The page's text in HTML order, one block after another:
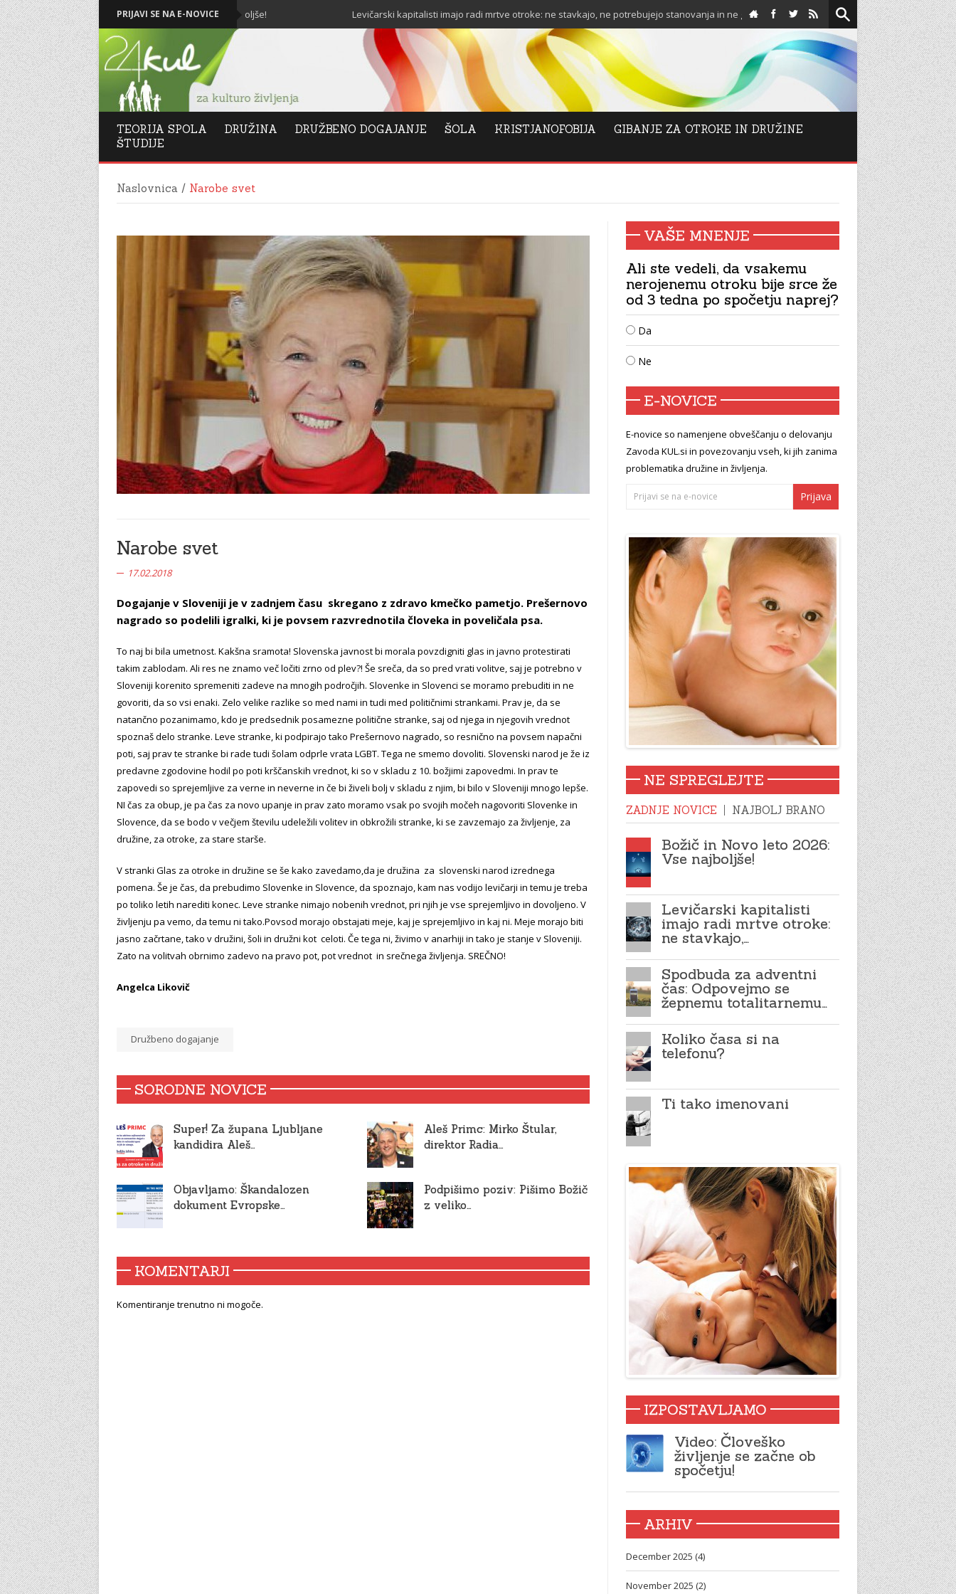
PRIJAVI SE NA E-NOVICE
Božič in Novo leto 2026: Vse najboljše! Levičarski kapitalisti imajo radi mrtve otroke: ne stavkajo, ne potrebujejo stanovanja in ne glasujejo proti njim! Spodbuda za
TEORIJA SPOLA DRUŽINA DRUŽBENO DOGAJANJE ŠOLA KRISTJANOFOBIJA
GIBANJE ZA OTROKE IN DRUŽINE
ŠTUDIJE
Naslovnica / Narobe svet
Narobe svet
17.02.2018
Dogajanje v Sloveniji je v zadnjem času skregano z zdravo kmečko pametjo. Prešernovo
nagrado so podelili igralki, ki je povsem razvrednotila človeka in poveličala psa.
To naj bi bila umetnost. Kakšna sramota! Slovenska javnost bi morala povzdigniti glas in javno protestirati
takim zablodam. Ali res ne znamo več ločiti zrno od plev?! Še sreča, da so pred vrati volitve, saj je potrebno v
Sloveniji korenito spremeniti zadeve na mnogih področjih. Slovenke in Slovenci se moramo prebuditi in ne
govoriti, da so vsi enaki. Zelo velike razlike so med nami in tudi med političnimi strankami. Prav je, da se
natančno pozanimamo, kdo je predsednik posamezne politične stranke, saj od njega in njegovih vrednot
spoznaš delo stranke. Leve stranke, ki podpirajo tako Prešernovo nagrado, so resnično na povsem napačni
poti, saj prav te stranke bi rade tudi šolam odprle vrata LGBT. Tega ne smemo dovoliti. Slovenski narod je že iz
predavne zgodovine hodil po poti krščanskih vrednot, ki so v skladu z 10. božjimi zapovedmi. In prav te
zapovedi so sprejemljive za verne in neverne in če bi živeli bolj v skladu z njim, bi bilo v Sloveniji mnogo lepše.
NI čas za obup, je pa čas za novo upanje in prav zato moramo vsak po svojih močeh nagovoriti Slovenke in
Slovence, da se bodo v večjem številu udeležili volitev in obkrožili stranke, ki se zavzemajo za življenje, za
družine, za otroke, za stare starše.
V stranki Glas za otroke in družine se še kako zavedamo,da je družina za slovenski narod izrednega
pomena. Še je čas, da prebudimo Slovenke in Slovence, da spoznajo, kam nas vodijo levičarji in temu je treba
po toliko letih narediti konec. Leve stranke nimajo nobenih vrednot, pri njih je vse sprejemljivo in dovoljeno. V
življenju pa vemo, da temu ni tako.Povsod morajo obstajati meje, kaj je sprejemljivo in kaj ni. Meje morajo biti
jasno začrtane, tako v družini, šoli in družni kot celoti. Če tega ni, živimo v anarhiji in tako je stanje v Sloveniji.
Zato na volitvah obrnimo zadevo na pravo pot, pot vrednot in srečnega življenja. SREČNO!
Angelca Likovič
Družbeno dogajanje
SORODNE NOVICE
Super! Za župana Ljubljane
kandidira Aleš…
Aleš Primc: Mirko Štular,
direktor Radia…
Objavljamo: Škandalozen
dokument Evropske…
Podpišimo poziv: Pišimo Božič
z veliko…
KOMENTARJI
Komentiranje trenutno ni mogoče.
VAŠE MNENJE
Ali ste vedeli, da vsakemu
nerojenemu otroku bije srce že
od 3 tedna po spočetju naprej?
Da
Ne
E-NOVICE
E-novice so namenjene obveščanju o delovanju
Zavoda KUL.si in povezovanju vseh, ki jih zanima
problematika družine in življenja.
NE SPREGLEJTE
ZADNJE NOVICE NAJBOLJ BRANO
Božič in Novo leto 2026:
Vse najboljše!
Levičarski kapitalisti
imajo radi mrtve otroke:
ne stavkajo,…
Spodbuda za adventni
čas: Odpovejmo se
žepnemu totalitarnemu…
Koliko časa si na
telefonu?
Ti tako imenovani
IZPOSTAVLJAMO
Video: Človeško
življenje se začne ob
spočetju!
ARHIV
December 2025 (4)
November 2025 (2)